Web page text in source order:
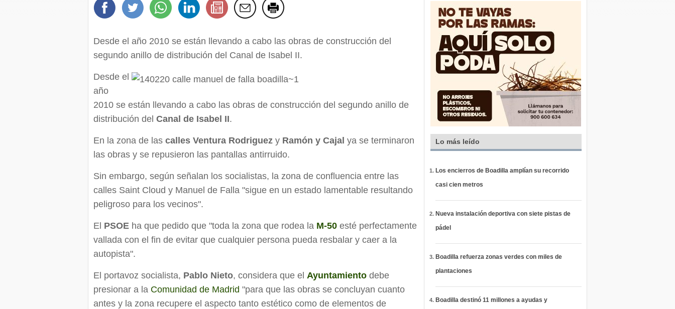
Desde el año 2010 se están llevando a cabo las obras de construcción del
segundo anillo de distribución del Canal de Isabel II.
Desde el
año
2010 se están llevando a cabo las obras de construcción del segundo anillo de
distribución del Canal de Isabel II.
En la zona de las calles Ventura Rodriguez y Ramón y Cajal ya se terminaron
las obras y se repusieron las pantallas antirruido.
Sin embargo, según señalan los socialistas, la zona de confluencia entre las
calles Saint Cloud y Manuel de Falla "sigue en un estado lamentable resultando
peligroso para los vecinos".
El PSOE ha que pedido que "toda la zona que rodea la M-50 esté perfectamente
vallada con el fin de evitar que cualquier persona pueda resbalar y caer a la
autopista".
El portavoz socialista, Pablo Nieto, considera que el Ayuntamiento debe
presionar a la Comunidad de Madrid "para que las obras se concluyan cuanto
antes y la zona recupere el aspecto tanto estético como de elementos de
Lo más leído
Los encierros de Boadilla amplían su recorrido
casi cien metros
Nueva instalación deportiva con siete pistas de
pádel
Boadilla refuerza zonas verdes con miles de
plantaciones
Boadilla destinó 11 millones a ayudas y